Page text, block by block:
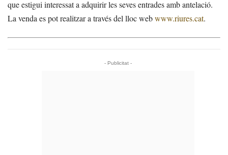
que estigui interessat a adquirir les seves entrades amb antelació.
La venda es pot realitzar a través del lloc webwww.riures.cat.
- Publicitat -